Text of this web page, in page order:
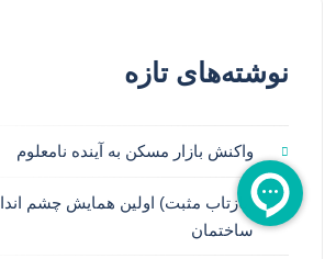
نوشته‌های تازه
واکنش بازار مسکن به آینده نامعلوم
(بازتاب مثبت) اولین همایش چشم
ساختمان